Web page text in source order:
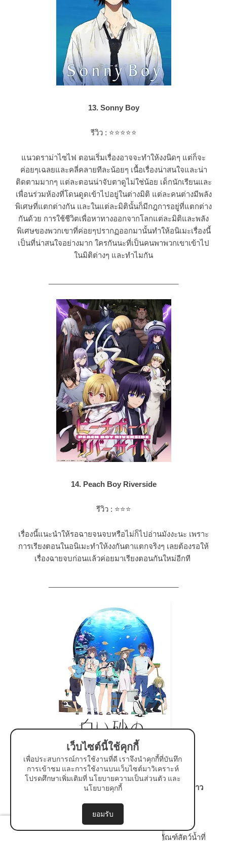
13. Sonny Boy
รีวิว : ⭐⭐⭐⭐⭐
แนวดราม่าไซไฟ ตอนเริ่มเรื่องอาจจะทำให้งงนิดๆ แต่ก็จะ
ค่อยๆเฉลยและคลี่คลายทีละน้อยๆ เนื้อเรื่องน่าสนใจและน่า
ติดตามมากๆ แต่ละตอนน่าจับตาดูไม่ใช่น้อย เด็กนักเรียนและ
เพื่อนร่วมห้องที่โดนดูดเข้าไปอยู่ในต่างมิติ แต่ละคนต่างมีพลัง
พิเศษที่แตกต่างกัน และในแต่ละมิตินั้นก็มีกฎการอยู่ที่แตกต่าง
กันด้วย การใช้ชีวิตเพื่อหาทางออกจากโลกแต่ละมิติและพลัง
พิเศษของพวกเขาที่ค่อยๆปรากฏออกมานั้นทำให้อนิเมะเรื่องนี้
เป็นที่น่าสนใจอย่างมาก ใครกันนะที่เป็นคนพาพวกเขาเข้าไป
ในมิติต่างๆ และทำไมกัน
14. Peach Boy Riverside
รีวิว : ⭐⭐⭐
เรื่องนี้แนะนำให้รอฉายจนจบหรือไม่ก็ไปอ่านมังงะนะ เพราะ
การเรียงตอนในอนิเมะทำให้งงกันตาแตกจริงๆ เลยต้องรอให้
เรื่องฉายจบก่อนแล้วค่อยมาเรียงตอนกันใหม่อีกที
15. Shiroi Suna no Aquatope อควาโทปแห่งทรายขาว
รีวิว :⭐
เมะภาพสวยแฟนตาซีนิดๆ เกี่ยวกับการพิพิธภัณฑ์สัตว์น้ำที่
เว็บไซต์นี้ใช้คุกกี้
เพื่อประสบการณ์การใช้งานที่ดี เราจึงนำคุกกี้ที่บันทึก
การเข้าชม และการใช้งานบนเว็บไซต์มาวิเคราะห์
โปรดศึกษาเพิ่มเติมที่นโยบายความเป็นส่วนตัว และ
นโยบายคุกกี้
ยอมรับ